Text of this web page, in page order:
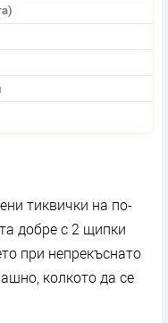
тиквички на по-
добре с 2 щипки
при непрекъснато
колкото да се